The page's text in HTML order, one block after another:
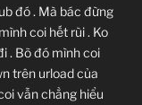
đó . Mà bác đừng
coi hết rùi . Ko
. Bõ đó mình coi
trên urload của
vẫn chẳng hiểu